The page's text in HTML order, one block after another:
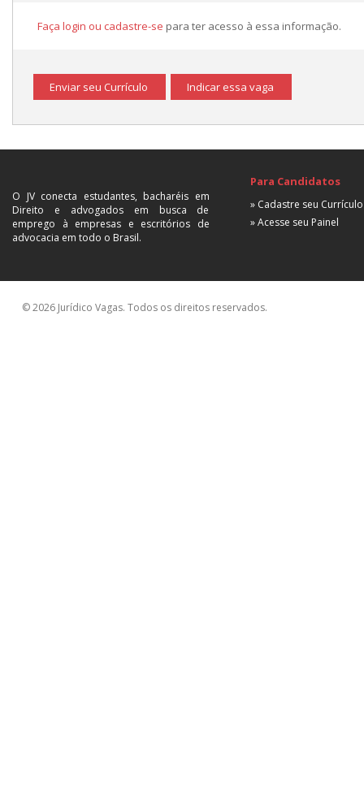
Faça login ou cadastre-se para ter acesso à essa informação.
Enviar seu Currículo Indicar essa vaga
O JV conecta estudantes, bacharéis em
Direito e advogados em busca de
emprego à empresas e escritórios de
advocacia em todo o Brasil.
Para Candidatos
» Cadastre seu Currículo
» Acesse seu Painel
© 2026 Jurídico Vagas. Todos os direitos reservados.